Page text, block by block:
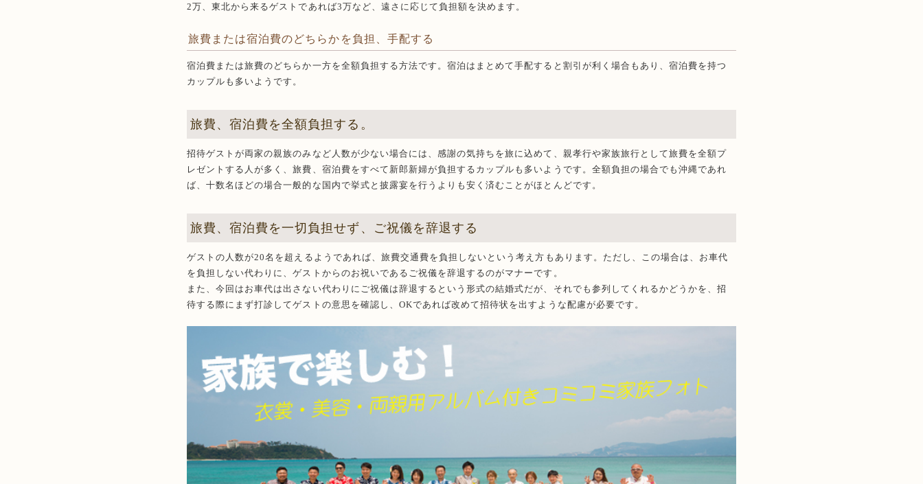
2万、東北から来るゲストであれば3万など、遠さに応じて負担額を決めます。
旅費または宿泊費のどちらかを負担、手配する
宿泊費または旅費のどちらか一方を全額負担する方法です。宿泊はまとめて手配すると割引が利く場合もあり、宿泊費を持つ
カップルも多いようです。
旅費、宿泊費を全額負担する。
招待ゲストが両家の親族のみなど人数が少ない場合には、感謝の気持ちを旅に込めて、親孝行や家族旅行として旅費を全額プ
レゼントする人が多く、旅費、宿泊費をすべて新郎新婦が負担するカップルも多いようです。全額負担の場合でも沖縄であれ
ば、十数名ほどの場合一般的な国内で挙式と披露宴を行うよりも安く済むことがほとんどです。
旅費、宿泊費を一切負担せず、ご祝儀を辞退する
ゲストの人数が20名を超えるようであれば、旅費交通費を負担しないという考え方もあります。ただし、この場合は、お車代
を負担しない代わりに、ゲストからのお祝いであるご祝儀を辞退するのがマナーです。
また、今回はお車代は出さない代わりにご祝儀は辞退するという形式の結婚式だが、それでも参列してくれるかどうかを、招
待する際にまず打診してゲストの意思を確認し、OKであれば改めて招待状を出すような配慮が必要です。